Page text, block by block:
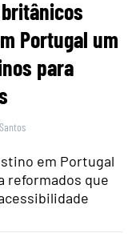
Portugal um
para
em Portugal
reformados que